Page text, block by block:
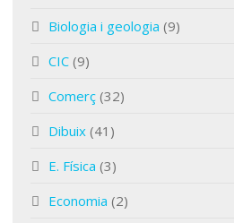
Biologia i geologia (9)
CIC (9)
Comerç (32)
Dibuix (41)
E. Física (3)
Economia (2)